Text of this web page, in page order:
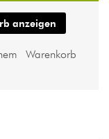
anzeigen
Warenkorb